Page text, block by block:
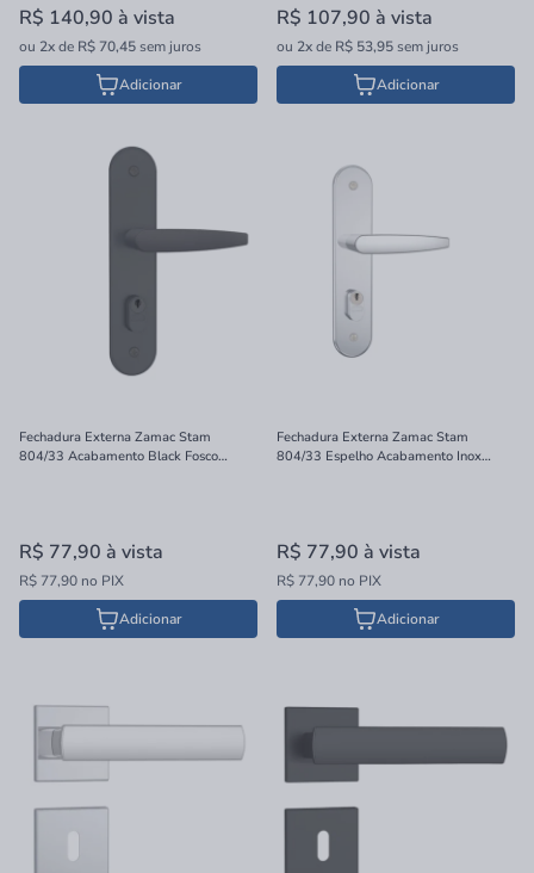
R$ 140,90 à vista
ou 2xde R$ 70,45sem juros
Adicionar
R$ 107,90 à vista
ou 2xde R$ 53,95sem juros
Adicionar
Fechadura Externa Zamac Stam
804/33 Acabamento Black Fosco
R$ 77,90 à vista
R$ 77,90 no PIX
Adicionar
Fechadura Externa Zamac Stam
804/33 Espelho Acabamento Inox
R$ 77,90 à vista
R$ 77,90 no PIX
Adicionar